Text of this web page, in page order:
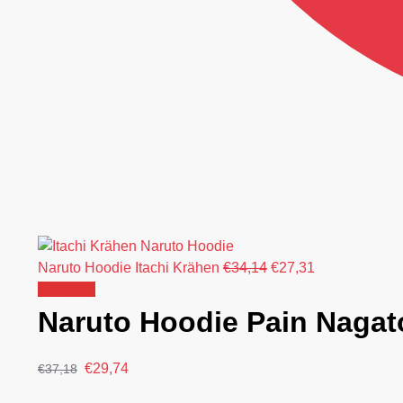
Naruto Hoodie Itachi Krähen €34,14 €27,31
Naruto Hoodie Pain
€37,18 €29,74